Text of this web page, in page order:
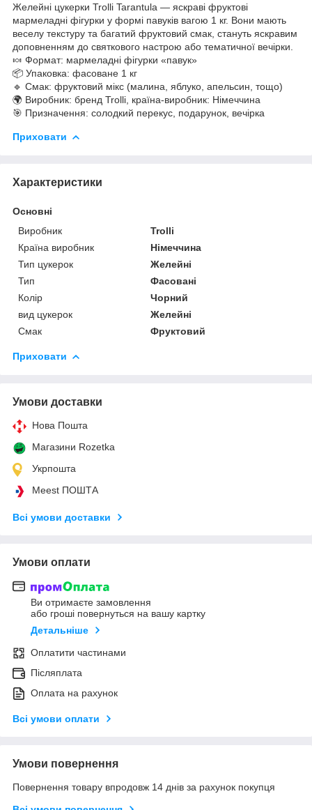
Желейні цукерки Trolli Tarantula — яскраві фруктові
мармеладні фігурки у формі павуків вагою 1 кг. Вони мають
веселу текстуру та багатий фруктовий смак, стануть яскравим
доповненням до святкового настрою або тематичної вечірки.
🍬 Формат: мармеладні фігурки «павук»
📦 Упаковка: фасоване 1 кг
🔹 Смак: фруктовий мікс (малина, яблуко, апельсин, тощо)
🌍 Виробник: бренд Trolli, країна-виробник: Німеччина
🎯 Призначення: солодкий перекус, подарунок, вечірка
Приховати
Характеристики
Основні
Виробник
Trolli
Країна виробник
Німеччина
Тип цукерок
Желейні
Тип
Фасовані
Колір
Чорний
вид цукерок
Желейні
Смак
Фруктовий
Приховати
Умови доставки
Нова Пошта
Магазини Rozetka
Укрпошта
Meest ПОШТА
Всі умови доставки
Умови оплати
Ви отримаєте замовлення
або гроші повернуться на вашу картку
Детальніше
Оплатити частинами
Післяплата
Оплата на рахунок
Всі умови оплати
Умови повернення
Повернення товару впродовж 14 днів за рахунок покупця